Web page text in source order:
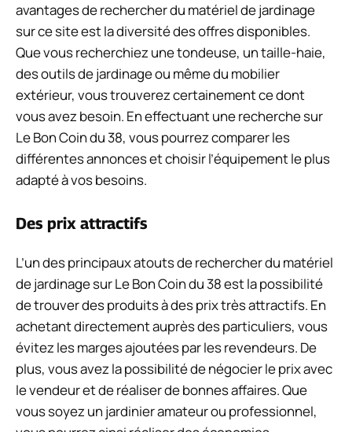
avantages de rechercher du matériel de jardinage
sur ce site est la diversité des offres disponibles.
Que vous recherchiez une tondeuse, un taille-haie,
des outils de jardinage ou même du mobilier
extérieur, vous trouverez certainement ce dont
vous avez besoin. En effectuant une recherche sur
Le Bon Coin du 38, vous pourrez comparer les
différentes annonces et choisir l’équipement le plus
adapté à vos besoins.
Des prix attractifs
L’un des principaux atouts de rechercher du matériel
de jardinage sur Le Bon Coin du 38 est la possibilité
de trouver des produits à des prix très attractifs. En
achetant directement auprès des particuliers, vous
évitez les marges ajoutées par les revendeurs. De
plus, vous avez la possibilité de négocier le prix avec
le vendeur et de réaliser de bonnes affaires. Que
vous soyez un jardinier amateur ou professionnel,